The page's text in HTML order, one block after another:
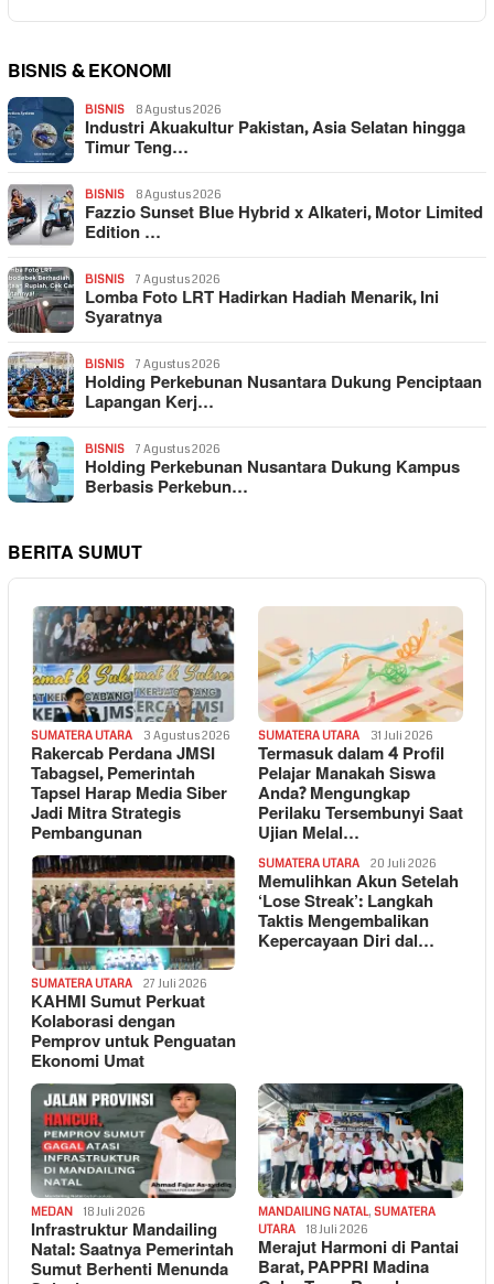
BISNIS & EKONOMI
BISNIS 8 Agustus 2026
Industri Akuakultur Pakistan, Asia Selatan hingga
Timur Teng…
BISNIS 8 Agustus 2026
Fazzio Sunset Blue Hybrid x Alkateri, Motor Limited
Edition …
BISNIS 7 Agustus 2026
Lomba Foto LRT Hadirkan Hadiah Menarik, Ini
Syaratnya
BISNIS 7 Agustus 2026
Holding Perkebunan Nusantara Dukung Penciptaan
Lapangan Kerj…
BISNIS 7 Agustus 2026
Holding Perkebunan Nusantara Dukung Kampus
Berbasis Perkebun…
BERITA SUMUT
SUMATERA UTARA 3 Agustus 2026
Rakercab Perdana JMSI
Tabagsel, Pemerintah
Tapsel Harap Media Siber
Jadi Mitra Strategis
Pembangunan
SUMATERA UTARA 31 Juli 2026
Termasuk dalam 4 Profil
Pelajar Manakah Siswa
Anda? Mengungkap
Perilaku Tersembunyi Saat
Ujian Melal…
SUMATERA UTARA 27 Juli 2026
KAHMI Sumut Perkuat
Kolaborasi dengan
Pemprov untuk Penguatan
Ekonomi Umat
SUMATERA UTARA 20 Juli 2026
Memulihkan Akun Setelah
‘Lose Streak’: Langkah
Taktis Mengembalikan
Kepercayaan Diri dal…
MEDAN 18 Juli 2026
Infrastruktur Mandailing
Natal: Saatnya Pemerintah
Sumut Berhenti Menunda
MANDAILING NATAL, SUMATERA
UTARA
18 Juli 2026
Merajut Harmoni di Pantai
Barat, PAPPRI Madina